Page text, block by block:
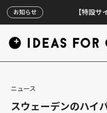
お知らせ 【特設サイトオー
ニュース
スウェーデンのハイ